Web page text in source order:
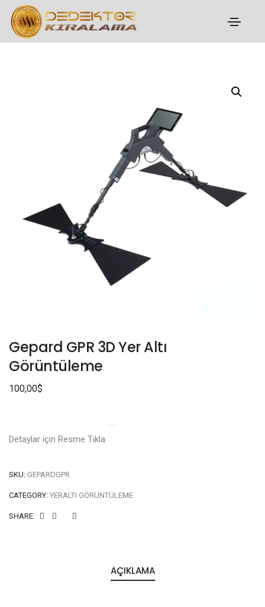
Gepard GPR 3D Yer Altı
Görüntüleme
100,00$
Detaylar için Resme Tıkla
SKU: GEPARDGPR
CATEGORY: YERALTI GÖRÜNTÜLEME
SHARE:
AÇIKLAMA